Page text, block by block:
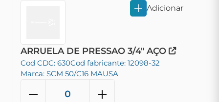
ARRUELA DE PRESSAO 3/4" AÇO
Cod CDC: 630Cod fabricante: 12098-32
Marca: SCM 50/C16 MAUSA
Adicionar